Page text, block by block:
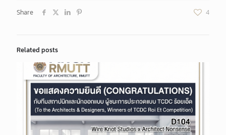
Share 4
Related posts